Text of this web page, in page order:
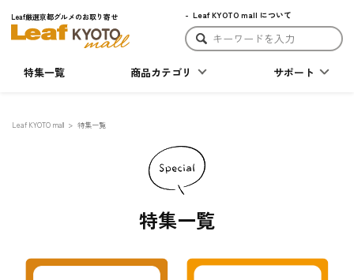
Leaf厳選京都グルメのお取り寄せ Leaf KYOTO mall について
特集一覧 商品カテゴリ サポート
Leaf KYOTO mall 特集一覧
特集一覧